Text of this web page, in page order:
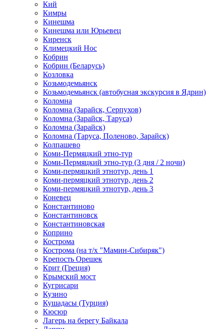
Кий
Кимры
Кинешма
Кинешма или Юрьевец
Киренск
Климецкий Нос
Кобрин
Кобрин (Беларусь)
Козловка
Козьмодемьянск
Козьмодемьянск (автобусная экскурсия в Ядрин)
Коломна
Коломна (Зарайск, Серпухов)
Коломна (Зарайск, Таруса)
Коломна (Зарайск)
Коломна (Таруса, Поленово, Зарайск)
Колпашево
Коми-Пермяцкий этно-тур
Коми-Пермяцкий этно-тур (3 дня / 2 ночи)
Коми-пермяцкий этнотур, день 1
Коми-пермяцкий этнотур, день 2
Коми-пермяцкий этнотур, день 3
Коневец
Константиново
Константиновск
Константиновская
Коприно
Кострома
Кострома (на т/х "Мамин-Сибиряк")
Крепость Орешек
Крит (Греция)
Крымский мост
Кугрисари
Кузино
Кушадасы (Турция)
Кюсюр
Лагерь на берегу Байкала